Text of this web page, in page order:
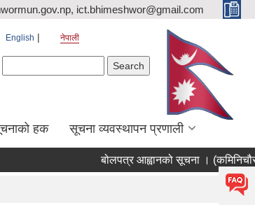
ict.bhimeshwor@gmail.com
English नेपाली
हक सूचना व्यवस्थापन प्रणाली
बोलपत्र आह्वानको सूचना ।